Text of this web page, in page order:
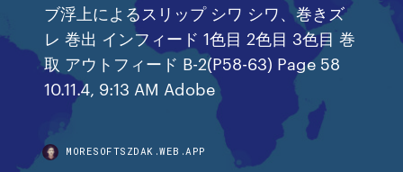
ブ浮上によるスリップ シワ シワ、巻きズ
レ 巻出 インフィード 1色目 2色目 3色目 巻
取 アウトフィード B-2(P58-63) Page 58
10.11.4, 9:13 AM Adobe
MORESOFTSZDAK.WEB.APP